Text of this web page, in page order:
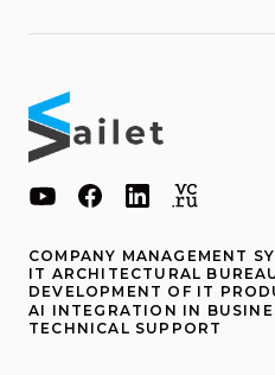
COMPANY MANAGEMENT
IT ARCHITECTURAL
DEVELOPMENT OF IT
AI INTEGRATION IN
TECHNICAL SUPPORT